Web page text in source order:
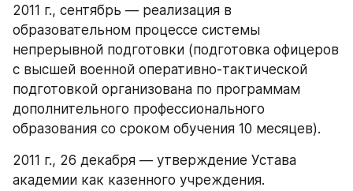
2011 г., сентябрь — реализация в
образовательном процессе системы
непрерывной подготовки (подготовка офицеров
с высшей военной оперативно-тактической
подготовкой организована по программам
дополнительного профессионального
образования со сроком обучения 10 месяцев).
2011 г., 26 декабря — утверждение Устава
академии как казенного учреждения.